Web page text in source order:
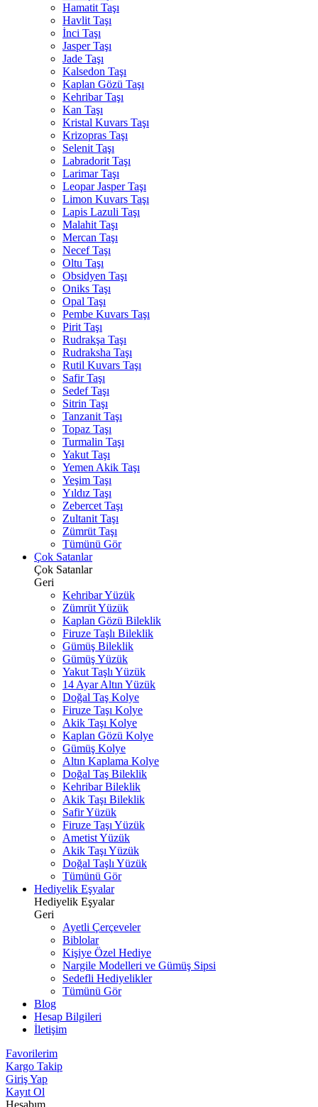
Hamatit Taşı
Havlit Taşı
İnci Taşı
Jasper Taşı
Jade Taşı
Kalsedon Taşı
Kaplan Gözü Taşı
Kehribar Taşı
Kan Taşı
Kristal Kuvars Taşı
Krizopras Taşı
Selenit Taşı
Labradorit Taşı
Larimar Taşı
Leopar Jasper Taşı
Limon Kuvars Taşı
Lapis Lazuli Taşı
Malahit Taşı
Mercan Taşı
Necef Taşı
Oltu Taşı
Obsidyen Taşı
Oniks Taşı
Opal Taşı
Pembe Kuvars Taşı
Pirit Taşı
Rudrakşa Taşı
Rudraksha Taşı
Rutil Kuvars Taşı
Safir Taşı
Sedef Taşı
Sitrin Taşı
Tanzanit Taşı
Topaz Taşı
Turmalin Taşı
Yakut Taşı
Yemen Akik Taşı
Yeşim Taşı
Yıldız Taşı
Zebercet Taşı
Zultanit Taşı
Zümrüt Taşı
Tümünü Gör
Çok Satanlar
Çok Satanlar
Geri
Kehribar Yüzük
Zümrüt Yüzük
Kaplan Gözü Bileklik
Firuze Taşlı Bileklik
Gümüş Bileklik
Gümüş Yüzük
Yakut Taşlı Yüzük
14 Ayar Altın Yüzük
Doğal Taş Kolye
Firuze Taşı Kolye
Akik Taşı Kolye
Kaplan Gözü Kolye
Gümüş Kolye
Altın Kaplama Kolye
Doğal Taş Bileklik
Kehribar Bileklik
Akik Taşı Bileklik
Safir Yüzük
Firuze Taşı Yüzük
Ametist Yüzük
Akik Taşı Yüzük
Doğal Taşlı Yüzük
Tümünü Gör
Hediyelik Eşyalar
Hediyelik Eşyalar
Geri
Ayetli Çerçeveler
Biblolar
Kişiye Özel Hediye
Nargile Modelleri ve Gümüş Sipsi
Sedefli Hediyelikler
Tümünü Gör
Blog
Hesap Bilgileri
İletişim
Favorilerim
Kargo Takip
Giriş Yap
Kayıt Ol
Hesabım